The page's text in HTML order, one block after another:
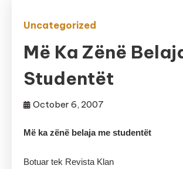
Uncategorized
Më Ka Zënë
Studentët
October 6, 2007
Më ka zënë belaja me studentët
Botuar tek Revista Klan